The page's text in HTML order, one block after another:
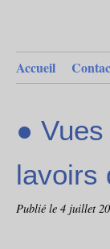
Accueil
●
lavoirs
Publié le 4 juillet